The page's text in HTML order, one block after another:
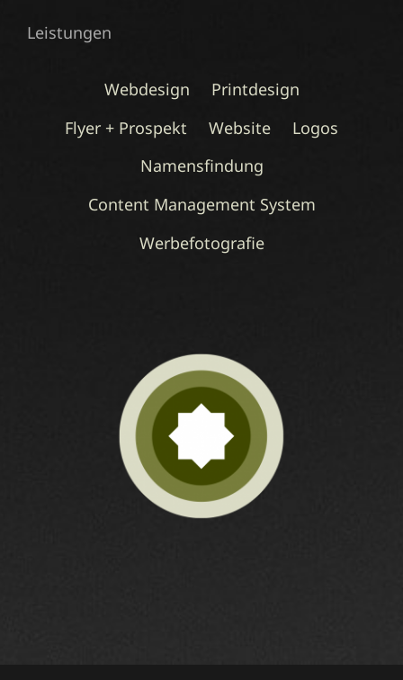
Leistungen
Webdesign
Printdesign
Flyer + Prospekt
Website
Logos
Namensfindung
Content Management System
Werbefotografie